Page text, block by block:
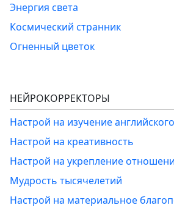
Энергия света
Космический странник
Огненный цветок
НЕЙРОКОРРЕКТОРЫ
Настрой на изучение
Настрой на креативность
Настрой на укрепление
Мудрость тысячелетий
Настрой на материальное